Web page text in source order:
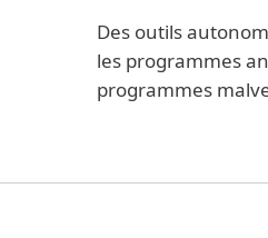
Des outils
les programmes
programmes